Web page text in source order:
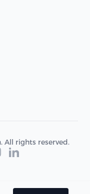
All rights reserved.